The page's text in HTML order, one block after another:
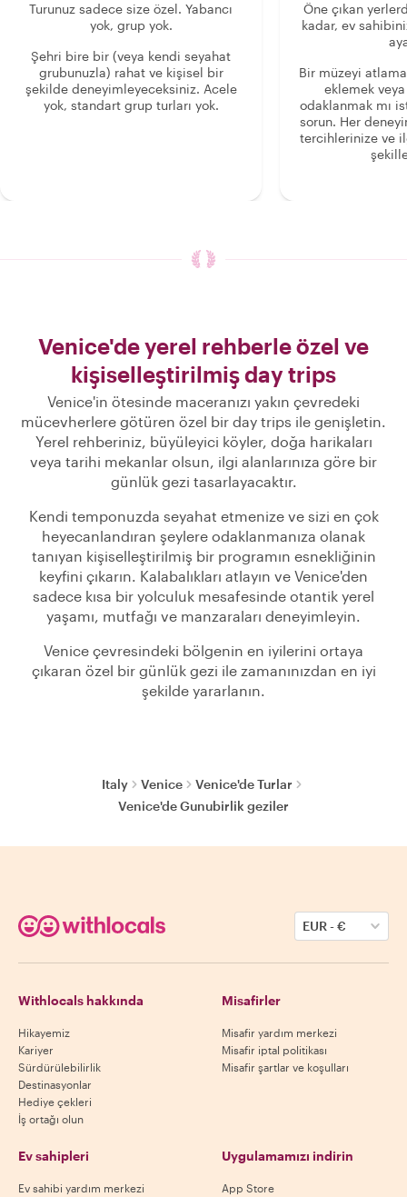
Turunuz sadece size özel. Yabancı
yok, grup yok.
Şehri bire bir (veya kendi seyahat
grubunuzla) rahat ve kişisel bir
şekilde deneyimleyeceksiniz. Acele
yok, standart grup turları yok.
Öne çıkan
kadar, ev
Bir müzeyi
eklemek
odaklanmak mı
sorun. Her
tercihlerinize ve
Venice'de yerel rehberle özel ve
kişiselleştirilmiş day trips
Venice'in ötesinde maceranızı yakın çevredeki
mücevherlere götüren özel bir day trips ile genişletin.
Yerel rehberiniz, büyüleyici köyler, doğa harikaları
veya tarihi mekanlar olsun, ilgi alanlarınıza göre bir
günlük gezi tasarlayacaktır.
Kendi temponuzda seyahat etmenize ve sizi en çok
heyecanlandıran şeylere odaklanmanıza olanak
tanıyan kişiselleştirilmiş bir programın esnekliğinin
keyfini çıkarın. Kalabalıkları atlayın ve Venice'den
sadece kısa bir yolculuk mesafesinde otantik yerel
yaşamı, mutfağı ve manzaraları deneyimleyin.
Venice çevresindeki bölgenin en iyilerini ortaya
çıkaran özel bir günlük gezi ile zamanınızdan en iyi
şekilde yararlanın.
Italy Venice
Venice'de Turlar
Venice'de Gunubirlik geziler
EUR-€
Withlocals hakkında
Hikayemiz
Kariyer
Sürdürülebilirlik
Destinasyonlar
Hediye çekleri
İş ortağı olun
Misafirler
Misafir yardım merkezi
Misafir iptal politikası
Misafir şartlar ve koşulları
Ev sahipleri
Ev sahibi yardım merkezi
Uygulamamızı indirin
App Store